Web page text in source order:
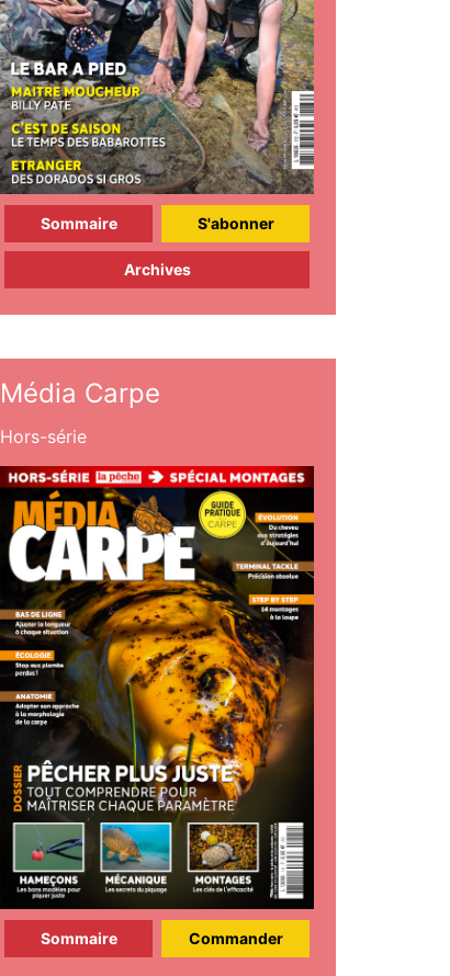
Sommaire S'abonner
Archives
Média Carpe
Hors-série
Sommaire Commander